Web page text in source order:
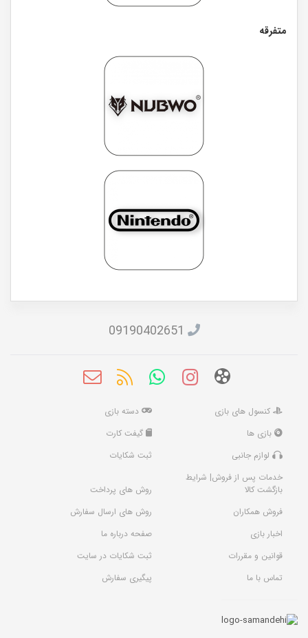
متفرقه
09190402651
کنسول های بازی
دسته بازی
بازی ها
گیفت کارت
لوازم جانبی
ثبت شکایات
خدمات پس از فروش| شرایط
بازگشت کالا
روش های پرداخت
فروش همکاران
روش های ارسال سفارش
اخبار بازی
صفحه درباره ما
قوانین و مقررات
ثبت شکایات در سایت
تماس با ما
پیگیری سفارش